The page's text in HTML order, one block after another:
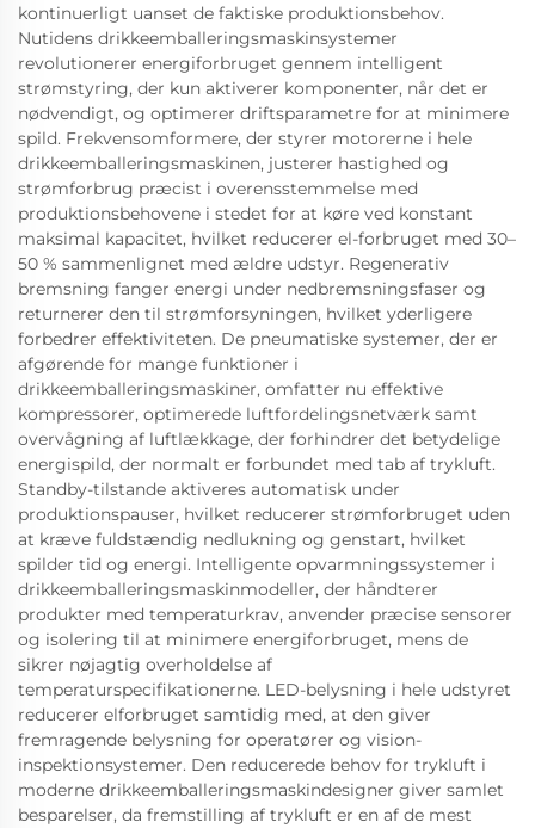
kontinuerligt uanset de faktiske produktionsbehov.
Nutidens drikkeemballeringsmaskinsystemer
revolutionerer energiforbruget gennem intelligent
strømstyring, der kun aktiverer komponenter, når det er
nødvendigt, og optimerer driftsparametre for at minimere
spild. Frekvensomformere, der styrer motorerne i hele
drikkeemballeringsmaskinen, justerer hastighed og
strømforbrug præcist i overensstemmelse med
produktionsbehovene i stedet for at køre ved konstant
maksimal kapacitet, hvilket reducerer el-forbruget med 30–
50 % sammenlignet med ældre udstyr. Regenerativ
bremsning fanger energi under nedbremsningsfaser og
returnerer den til strømforsyningen, hvilket yderligere
forbedrer effektiviteten. De pneumatiske systemer, der er
afgørende for mange funktioner i
drikkeemballeringsmaskiner, omfatter nu effektive
kompressorer, optimerede luftfordelingsnetværk samt
overvågning af luftlækkage, der forhindrer det betydelige
energispild, der normalt er forbundet med tab af trykluft.
Standby-tilstande aktiveres automatisk under
produktionspauser, hvilket reducerer strømforbruget uden
at kræve fuldstændig nedlukning og genstart, hvilket
spilder tid og energi. Intelligente opvarmningssystemer i
drikkeemballeringsmaskinmodeller, der håndterer
produkter med temperaturkrav, anvender præcise sensorer
og isolering til at minimere energiforbruget, mens de
sikrer nøjagtig overholdelse af
temperaturspecifikationerne. LED-belysning i hele udstyret
reducerer elforbruget samtidig med, at den giver
fremragende belysning for operatører og vision-
inspektionsystemer. Den reducerede behov for trykluft i
moderne drikkeemballeringsmaskindesigner giver samlet
besparelser, da fremstilling af trykluft er en af de mest